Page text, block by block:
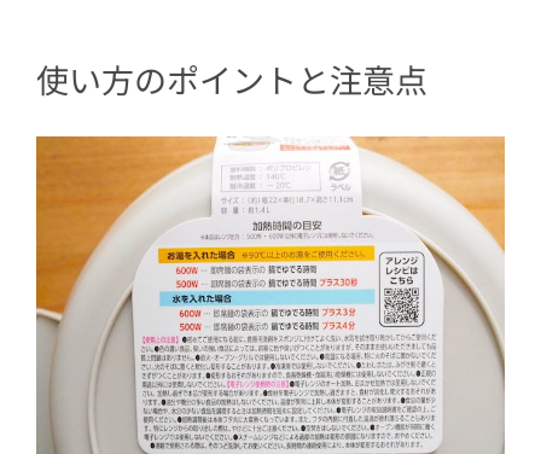
使い方のポイントと注意点